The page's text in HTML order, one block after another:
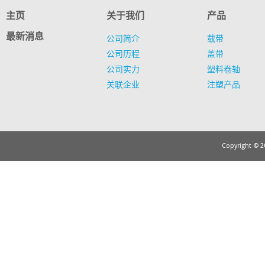
主页
最新消息
关于我们
公司简介
公司历程
公司实力
关联企业
产品
载带
盖带
塑料卷轴
注塑产品
Copyright ©